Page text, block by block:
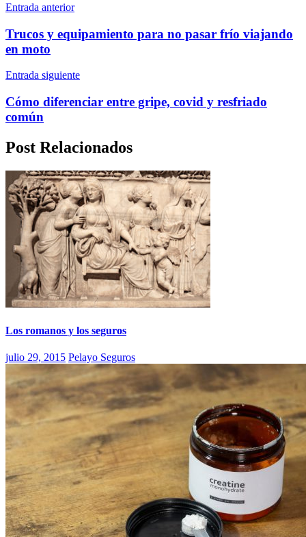
Entrada anterior
Trucos y equipamiento para no pasar frío viajando
en moto
Entrada siguiente
Cómo diferenciar entre gripe, covid y resfriado
común
Post Relacionados
Los romanos y los seguros
julio 29, 2015 Pelayo Seguros